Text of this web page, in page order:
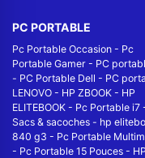
PC PORTABLE
Pc Portable Occasion - Pc
Portable Gamer - PC
- PC Portable Dell - PC
LENOVO - HP ZBOOK - HP
ELITEBOOK - Pc Portable i7
Sacs & sacoches - hp
840 g3 - Pc Portable
- Pc Portable 15 Pouces - HP